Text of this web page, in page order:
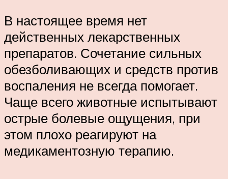
В настоящее время нет
действенных лекарственных
препаратов. Сочетание сильных
обезболивающих и средств против
воспаления не всегда помогает.
Чаще всего животные испытывают
острые болевые ощущения, при
этом плохо реагируют на
медикаментозную терапию.